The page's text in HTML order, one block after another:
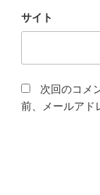
サイト
次回のコメ
前、メールアド